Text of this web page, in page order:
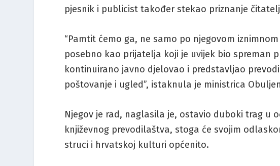
pjesnik i publicist također stekao priznanje
“Pamtit ćemo ga, ne samo po njegovom
posebno kao prijatelja koji je uvijek bio spreman
kontinuirano javno djelovao i predstavljao
poštovanje i ugled”, istaknula je ministrica
Njegov je rad, naglasila je, ostavio duboki trag u
književnog prevodilaštva, stoga će svojim
struci i hrvatskoj kulturi općenito.